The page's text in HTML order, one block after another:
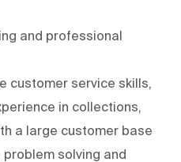
and professional
customer service skills,
in collections,
a large customer base
solving and